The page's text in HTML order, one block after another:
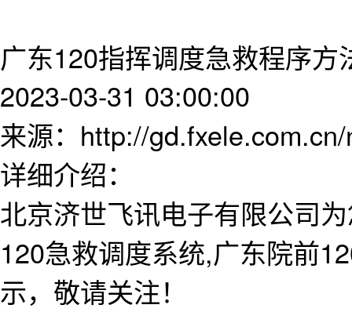
广东120指挥调度急救程序方
2023-03-31 03:00:00
来源：http://
详细介绍：
北京济世飞讯电子有限公司
120急救调度系统,广东院前
示，敬请关注！